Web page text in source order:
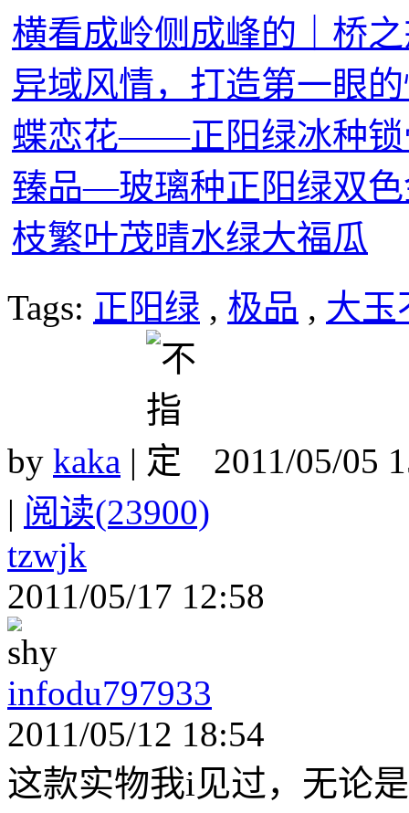
横看成岭侧成峰的｜桥
异域风情，打造第一眼
蝶恋花——正阳绿冰种锁
臻品—玻璃种正阳绿双
枝繁叶茂晴水绿大福瓜
Tags: 正阳绿 , 极品 , 大玉
by kaka |
2011/05/05
| 阅读(23900)
tzwjk
2011/05/17 12:58
infodu797933
2011/05/12 18:54
这款实物我i见过，无论